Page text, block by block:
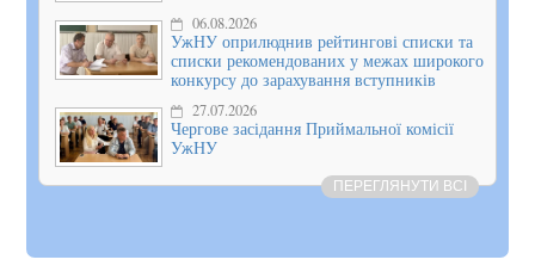
06.08.2026
УжНУ оприлюднив рейтингові списки та
списки рекомендованих у межах широкого
конкурсу до зарахування вступників
27.07.2026
Чергове засідання Приймальної комісії
УжНУ
ПЕРЕГЛЯНУТИ ВСІ